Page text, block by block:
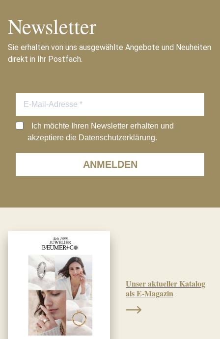
Newsletter
Sie erhalten von uns ausgewählte Angebote und Neuheiten
direkt in Ihr Postfach.
ANMELDEN
Ich möchte Ihren Newsletter erhalten und
akzeptiere die Datenschutzerklärung.
Unser aktueller Katalog
als E-Magazin